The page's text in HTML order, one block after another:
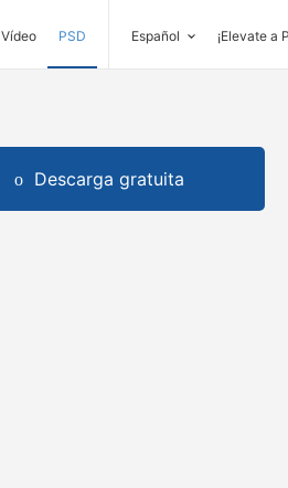
Vídeo PSD Español ¡Elevate a
Descarga gratuita